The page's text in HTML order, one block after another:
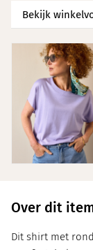
Bekijk
Over dit
Dit shirt met